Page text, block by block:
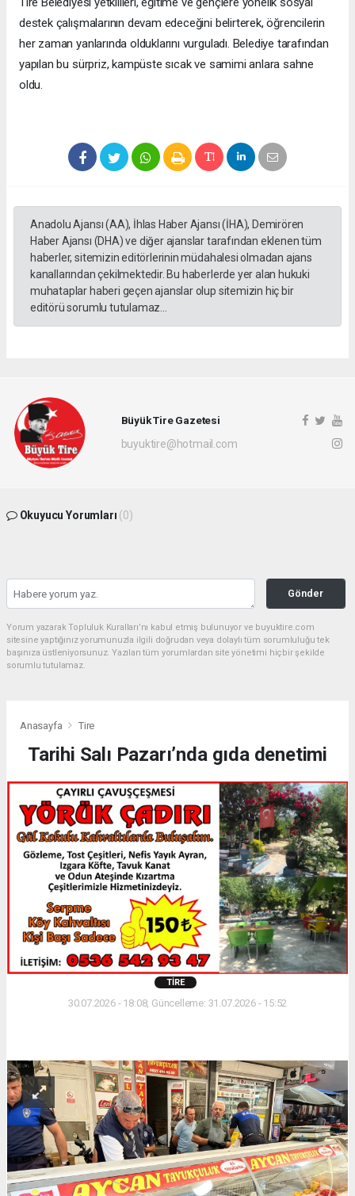
destek çalışmalarının devam edeceğini belirterek, öğrencilerin
her zaman yanlarında olduklarını vurguladı. Belediye tarafından
yapılan bu sürpriz, kampüste sıcak ve samimi anlara sahne
oldu.
Anadolu Ajansı (AA), İhlas Haber Ajansı (İHA), Demirören
Haber Ajansı (DHA) ve diğer ajanslar tarafından eklenen tüm
haberler, sitemizin editörlerinin müdahalesi olmadan ajans
kanallarından çekilmektedir. Bu haberlerde yer alan hukuki
muhataplar haberi geçen ajanslar olup sitemizin hiç bir
editörü sorumlu tutulamaz...
Büyük Tire Gazetesi
buyuktire@hotmail.com
Okuyucu Yorumları (0)
Gönder
Yorum yazarak Topluluk Kuralları’nı kabul etmiş bulunuyor ve buyuktire.com
sitesine yaptığınız yorumunuzla ilgili doğrudan veya dolaylı tüm sorumluluğu tek
başınıza üstleniyorsunuz. Yazılan tüm yorumlardan site yönetimi hiçbir şekilde
sorumlu tutulamaz.
Anasayfa Tire
Tarihi Salı Pazarı’nda gıda denetimi
TIRE
30.07.2026 - 18:08, Güncelleme: 31.07.2026 - 15:52